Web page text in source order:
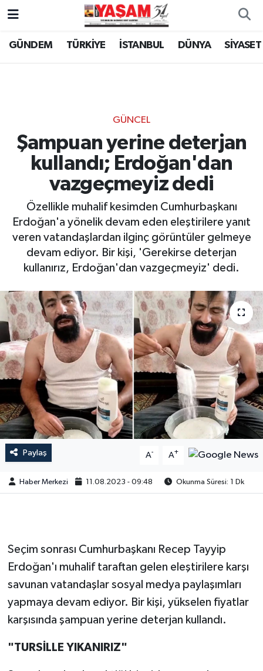
GÜNDEM TÜRKİYE İSTANBUL DÜNYA SİYASET
GÜNCEL
Şampuan yerine deterjan
kullandı; Erdoğan'dan
vazgeçmeyiz dedi
Özellikle muhalif kesimden Cumhurbaşkanı
Erdoğan'a yönelik devam eden eleştirilere yanıt
veren vatandaşlardan ilginç görüntüler gelmeye
devam ediyor. Bir kişi, 'Gerekirse deterjan
kullanırız, Erdoğan'dan vazgeçmeyiz' dedi.
Paylaş A- A+
Haber Merkezi 11.08.2023 - 09:48 Okunma Süresi: 1 Dk
Seçim sonrası Cumhurbaşkanı Recep Tayyip
Erdoğan'ı muhalif taraftan gelen eleştirilere karşı
savunan vatandaşlar sosyal medya paylaşımları
yapmaya devam ediyor. Bir kişi, yükselen fiyatlar
karşısında şampuan yerine deterjan kullandı.
"TURSİLLE YIKANIRIZ"